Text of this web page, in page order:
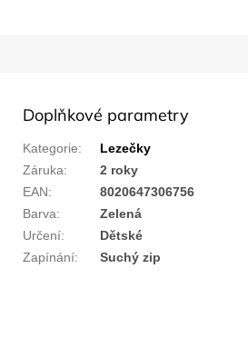
Doplňkové parametry
Kategorie:
Lezečky
Záruka:
2 roky
EAN:
8020647306756
Barva:
Zelená
Určení:
Dětské
Zapínání: Suchý zip